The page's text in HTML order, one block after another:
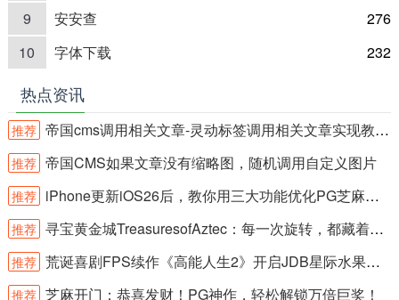
9
安安查
276
10
字体下载 232
热点资讯
推荐 帝国cms调用相关文章-灵动标签调用相关文章实现教程-简单方法推荐
推荐 帝国CMS如果文章没有缩略图，随机调用自定义图片
推荐 iPhone更新iOS26后，教你用三大功能优化PG芝麻开门
推荐 寻宝黄金城TreasuresofAztec：每一次旋转，都藏着远古财富！
推荐 荒诞喜剧FPS续作《高能人生2》开启JDB星际水果霸冒险新篇章
推荐 芝麻开门：恭喜发财！PG神作，轻松解锁万倍巨奖！